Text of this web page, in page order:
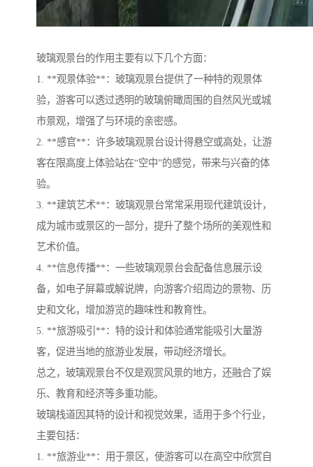
玻璃观景台的作用主要有以下几个方面：
1. **观景体验**：玻璃观景台提供了一种特的观景体
验，游客可以透过透明的玻璃俯瞰周围的自然风光或城
市景观，增强了与环境的亲密感。
2. **感官**：许多玻璃观景台设计得悬空或高处，让游
客在限高度上体验站在“空中”的感觉，带来与兴奋的体
验。
3. **建筑艺术**：玻璃观景台常常采用现代建筑设计，
成为城市或景区的一部分，提升了整个场所的美观性和
艺术价值。
4. **信息传播**：一些玻璃观景台会配备信息展示设
备，如电子屏幕或解说牌，向游客介绍周边的景物、历
史和文化，增加游览的趣味性和教育性。
5. **旅游吸引**：特的设计和体验通常能吸引大量游
客，促进当地的旅游业发展，带动经济增长。
总之，玻璃观景台不仅是观赏风景的地方，还融合了娱
乐、教育和经济等多重功能。
玻璃栈道因其特的设计和视觉效果，适用于多个行业，
主要包括：
1. **旅游业**：用于景区，使游客可以在高空中欣赏自